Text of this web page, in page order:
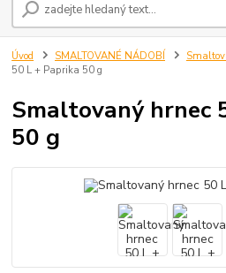
Úvod SMALTOVANÉ NÁDOBÍ
50 L + Paprika 50 g
Smaltovaný hrnec
50 g